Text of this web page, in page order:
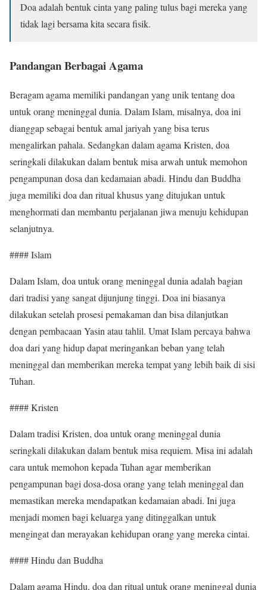
Doa adalah bentuk cinta yang paling tulus bagi mereka yang
tidak lagi bersama kita secara fisik.
Pandangan Berbagai Agama
Beragam agama memiliki pandangan yang unik tentang doa
untuk orang meninggal dunia. Dalam Islam, misalnya, doa ini
dianggap sebagai bentuk amal jariyah yang bisa terus
mengalirkan pahala. Sedangkan dalam agama Kristen, doa
seringkali dilakukan dalam bentuk misa arwah untuk memohon
pengampunan dosa dan kedamaian abadi. Hindu dan Buddha
juga memiliki doa dan ritual khusus yang ditujukan untuk
menghormati dan membantu perjalanan jiwa menuju kehidupan
selanjutnya.
#### Islam
Dalam Islam, doa untuk orang meninggal dunia adalah bagian
dari tradisi yang sangat dijunjung tinggi. Doa ini biasanya
dilakukan setelah prosesi pemakaman dan bisa dilanjutkan
dengan pembacaan Yasin atau tahlil. Umat Islam percaya bahwa
doa dari yang hidup dapat meringankan beban yang telah
meninggal dan memberikan mereka tempat yang lebih baik di sisi
Tuhan.
#### Kristen
Dalam tradisi Kristen, doa untuk orang meninggal dunia
seringkali dilakukan dalam bentuk misa requiem. Misa ini adalah
cara untuk memohon kepada Tuhan agar memberikan
pengampunan bagi dosa-dosa orang yang telah meninggal dan
memastikan mereka mendapatkan kedamaian abadi. Ini juga
menjadi momen bagi keluarga yang ditinggalkan untuk
mengingat dan merayakan kehidupan orang yang mereka cintai.
#### Hindu dan Buddha
Dalam agama Hindu, doa dan ritual untuk orang meninggal dunia